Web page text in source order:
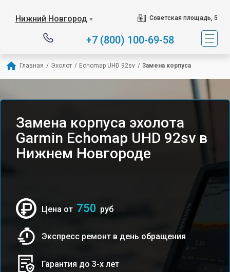
Нижний Новгород ▼ Советская площадь, 5
+7 (800) 100-69-58
Главная / Эхолот / Echomap UHD 92sv / Замена корпуса
Замена корпуса эхолота
Garmin Echomap UHD 92sv в
Нижнем Новгороде
Цена от 750 руб
Экспресс ремонт в день обращения
Гарантия до 3-х лет